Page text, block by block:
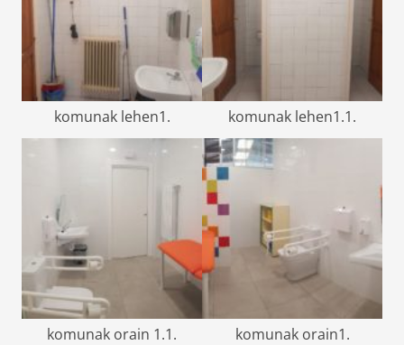
komunak lehen1. komunak lehen1.1.
komunak orain 1.1. komunak orain1.